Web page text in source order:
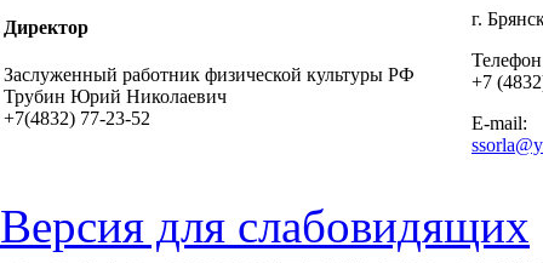
Директор
Заслуженный работник физической культуры РФ
Трубин Юрий Николаевич
+7(4832) 77-23-52
г.
+7
E-mail:
Версия для слабовидящих